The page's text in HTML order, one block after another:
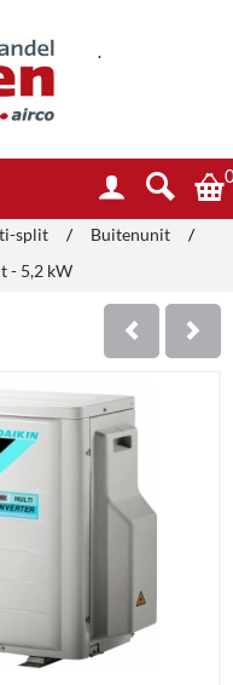
.
split / Buitenunit
/
- 5,2 kW